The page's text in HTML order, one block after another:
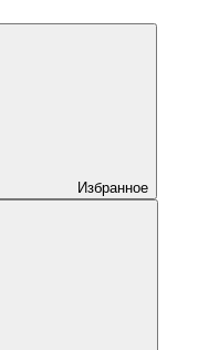
Избранное